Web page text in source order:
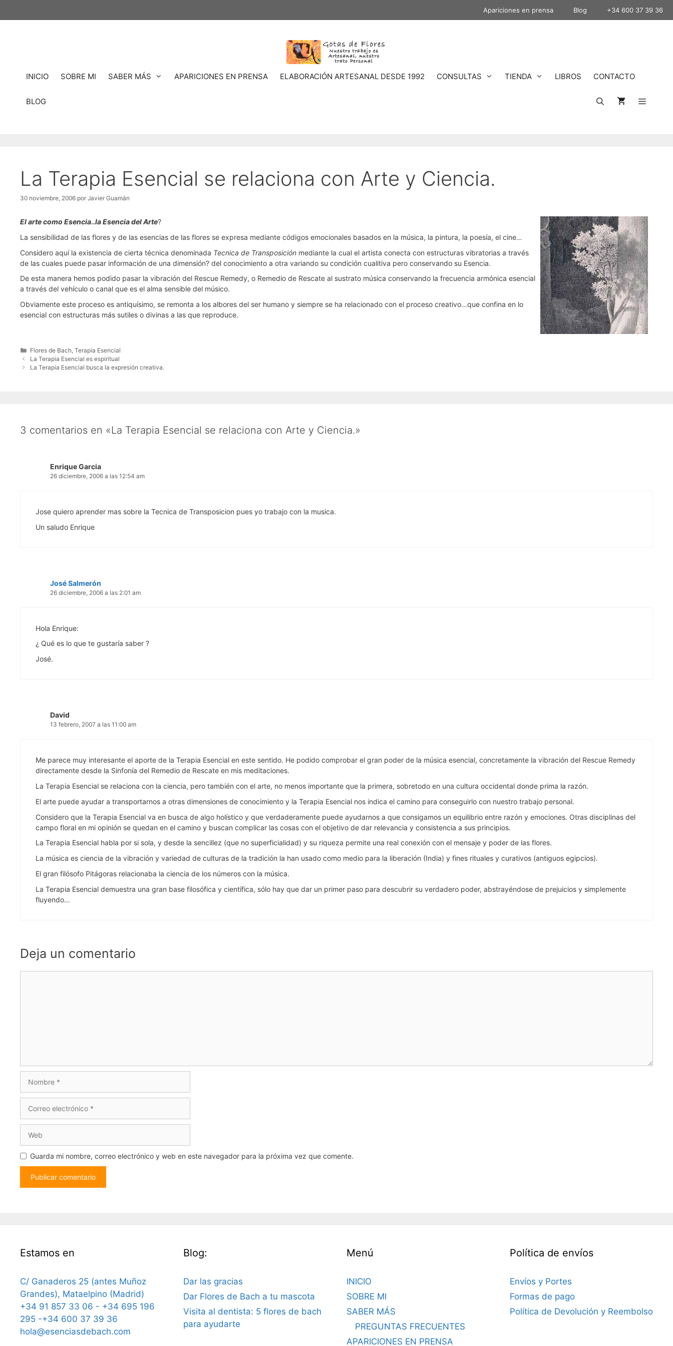
Apariciones en prensa Blog +34 600 37 39 36
INICIO SOBRE MI SABER MÁS APARICIONES EN PRENSA ELABORACIÓN ARTESANAL DESDE 1992 CONSULTAS TIENDA LIBROS CONTACTO
BLOG
La Terapia Esencial se relaciona con Arte y Ciencia.
30 noviembre, 2006 por Javier Guamán
El arte como Esencia..la Esencia del Arte?
La sensibilidad de las flores y de las esencias de las flores se expresa mediante códigos emocionales basados en la música, la pintura, la poesía, el cine…
Considero aquí la existencia de cierta técnica denominada Tecnica de Transposición mediante la cual el artista conecta con estructuras vibratorias a través
de las cuales puede pasar información de una dimensión? del conocimiento a otra variando su condición cualitiva pero conservando su Esencia.
De esta manera hemos podido pasar la vibración del Rescue Remedy, o Remedio de Rescate al sustrato música conservando la frecuencia armónica esencial
a través del vehículo o canal que es el alma sensible del músico.
Obviamente este proceso es antiquísimo, se remonta a los albores del ser humano y siempre se ha relacionado con el proceso creativo…que confina en lo
esencial con estructuras más sutiles o divinas a las que reproduce.
Categorías
Flores de Bach ,Terapia Esencial
La Terapia Esencial es espiritual
La Terapia Esencial busca la expresión creativa.
3 comentarios en «La Terapia Esencial se relaciona con Arte y Ciencia.»
Enrique Garcia
26 diciembre, 2006 a las 12:54 am
Jose quiero aprender mas sobre la Tecnica de Transposicion pues yo trabajo con la musica.
Un saludo Enrique
José Salmerón
26 diciembre, 2006 a las 2:01 am
Hola Enrique:
¿ Qué es lo que te gustaría saber ?
José.
David
13 febrero, 2007 a las 11:00 am
Me parece muy interesante el aporte de la Terapia Esencial en este sentido. He podido comprobar el gran poder de la música esencial, concretamente la vibración del Rescue Remedy
directamente desde la Sinfonía del Remedio de Rescate en mis meditaciones.
La Terapia Esencial se relaciona con la ciencia, pero también con el arte, no menos importante que la primera, sobretodo en una cultura occidental donde prima la razón.
El arte puede ayudar a transportarnos a otras dimensiones de conocimiento y la Terapia Esencial nos indica el camino para conseguirlo con nuestro trabajo personal.
Considero que la Terapia Esencial va en busca de algo holístico y que verdaderamente puede ayudarnos a que consigamos un equilibrio entre razón y emociones. Otras disciplinas del
campo floral en mi opinión se quedan en el camino y buscan complicar las cosas con el objetivo de dar relevancia y consistencia a sus principios.
La Terapia Esencial habla por si sola, y desde la sencillez (que no superficialidad) y su riqueza permite una real conexión con el mensaje y poder de las flores.
La música es ciencia de la vibración y variedad de culturas de la tradición la han usado como medio para la liberación (India) y fines rituales y curativos (antiguos egipcios).
El gran filósofo Pitágoras relacionaba la ciencia de los números con la música.
La Terapia Esencial demuestra una gran base filosófica y científica, sólo hay que dar un primer paso para descubrir su verdadero poder, abstrayéndose de prejuicios y simplemente
fluyendo…
Deja un comentario
electrónico
Guarda mi nombre, correo electrónico y web en este navegador para la próxima vez que comente.
Estamos en
C/ Ganaderos 25 (antes Muñoz
Grandes), Mataelpino (Madrid)
+34 91 857 33 06 - +34 695 196
295 -+34 600 37 39 36
hola@esenciasdebach.com
Blog:
Dar las gracias
Dar Flores de Bach a tu mascota
Visita al dentista: 5 flores de bach
para ayudarte
Menú
INICIO
SOBRE MI
SABER MÁS
PREGUNTAS FRECUENTES
APARICIONES EN PRENSA
Política de envíos
Envíos y Portes
Formas de pago
Política de Devolución y Reembolso